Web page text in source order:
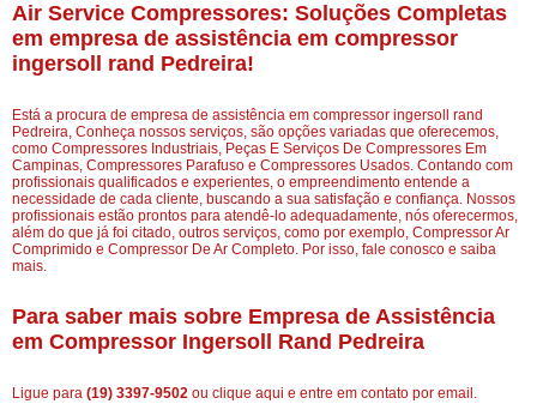
Air Service Compressores: Soluções Completas
em empresa de assistência em compressor
ingersoll rand Pedreira!
Está a procura de empresa de assistência em compressor ingersoll rand
Pedreira, Conheça nossos serviços, são opções variadas que oferecemos,
como Compressores Industriais, Peças E Serviços De Compressores Em
Campinas, Compressores Parafuso e Compressores Usados. Contando com
profissionais qualificados e experientes, o empreendimento entende a
necessidade de cada cliente, buscando a sua satisfação e confiança. Nossos
profissionais estão prontos para atendê-lo adequadamente, nós oferecermos,
além do que já foi citado, outros serviços, como por exemplo, Compressor Ar
Comprimido e Compressor De Ar Completo. Por isso, fale conosco e saiba
mais.
Para saber mais sobre Empresa de Assistência
em Compressor Ingersoll Rand Pedreira
Ligue para (19) 3397-9502 ou clique aqui e entre em contato por email.